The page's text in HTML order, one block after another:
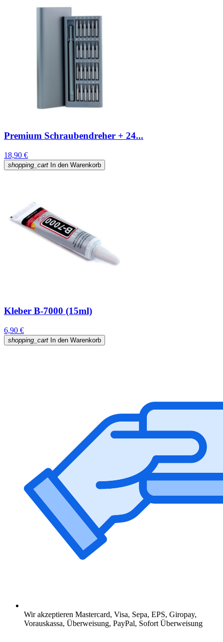
Premium Schraubendreher + 24...
18,90 €
shopping_cart In den Warenkorb
Kleber B-7000 (15ml)
6,90 €
shopping_cart In den Warenkorb
Wir akzeptieren Mastercard, Visa, Sepa, EPS, Giropay,
Vorauskassa, Überweisung, PayPal, Sofort Überweisung